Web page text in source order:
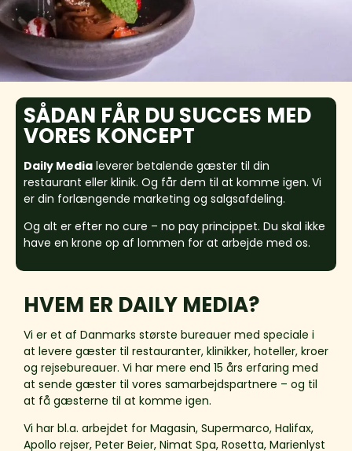
SÅDAN FÅR DU SUCCES MED
VORES KONCEPT
Daily Media leverer betalende gæster til din
restaurant eller klinik. Og får dem til at komme igen. Vi
er din forlængende marketing og salgsafdeling.
Og alt er efter no cure – no pay princippet. Du skal ikke
have en krone op af lommen for at arbejde med os.
HVEM ER DAILY MEDIA?
Vi er et af Danmarks største bureauer med speciale i
at levere gæster til restauranter, klinikker, hoteller, kroer
og rejsebureauer. Vi har mere end 15 års erfaring med
at sende gæster til vores samarbejdspartnere – og til
at få gæsterne til at komme igen.
Vi har bl.a. arbejdet for Magasin, Supermarco, Halifax,
Apollo rejser, Peter Beier, Nimat Spa, Rosetta, Marienlyst